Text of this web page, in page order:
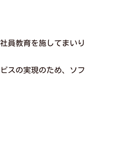
員教育を施してまいり
スの実現のため、ソフ